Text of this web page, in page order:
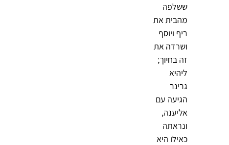
ששלפה
מהבית את
ריף ויוסף
ושרדה את
זה בחיוך;
ליהיא
גרינר
הגיעה עם
אליענה,
ונראתה
כאילו היא